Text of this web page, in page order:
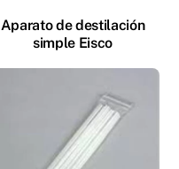
Aparato de destilación
simple Eisco